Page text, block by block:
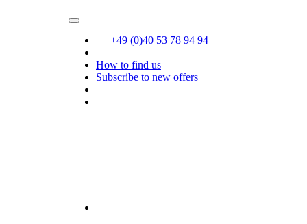
+49 (0)40 53 78 94 94
How to find us
Subscribe to new offers